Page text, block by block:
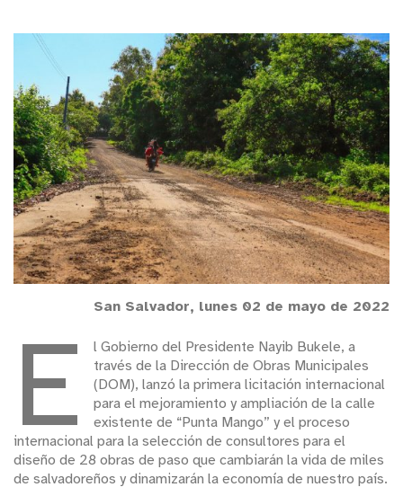
San Salvador, lunes 02 de mayo de 2022
E
l Gobierno del Presidente Nayib Bukele, a
través de la Dirección de Obras Municipales
(DOM), lanzó la primera licitación internacional
para el mejoramiento y ampliación de la calle
existente de “Punta Mango” y el proceso
internacional para la selección de consultores para el
diseño de 28 obras de paso que cambiarán la vida de miles
de salvadoreños y dinamizarán la economía de nuestro país.